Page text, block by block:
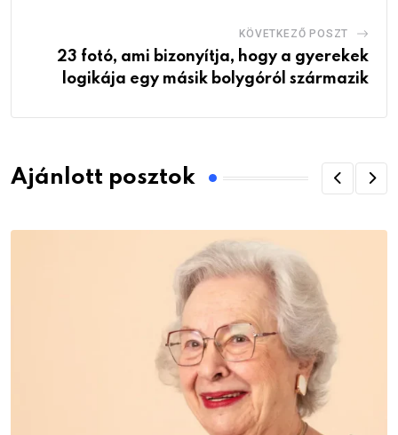
KÖVETKEZŐ POSZT
23 fotó, ami bizonyítja, hogy a gyerekek
logikája egy másik bolygóról származik
Ajánlott posztok